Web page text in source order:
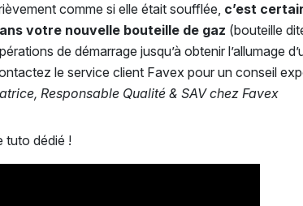
comme si elle était soufflée, c’est
votre nouvelle bouteille de gaz (bouteille
de démarrage jusqu’à obtenir l’allumage
le service client Favex pour un conseil
Responsable Qualité & SAV chez Favex
tuto dédié !